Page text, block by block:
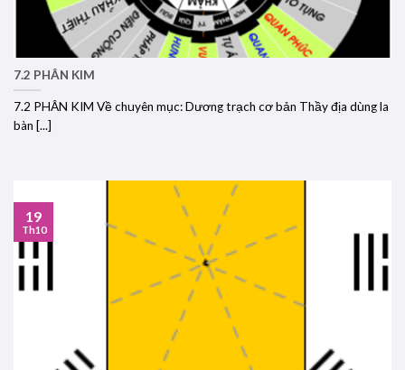
7.2 PHÂN KIM
7.2 PHÂN KIM Về chuyên mục: Dương trạch cơ bản Thầy địa dùng la
bàn [...]
19
Th10